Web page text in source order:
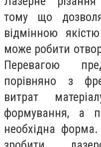
тому що
відмінною
може робити
Перевагою
порівняно з
витрат
формування, а
необхідна